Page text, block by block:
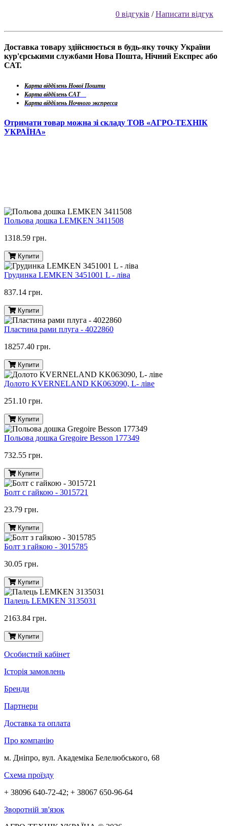
0 відгуків /Написати відгук
Доставка товару здійснюється в будь-яку точку України
кур'єрськими службами Нова Пошта, Нічний Експрес або
САТ.
Карта відділень Нової Пошти
Карта відділень САТ
Карта відділень Ночного экспресса
Отримати товар можна зі складу ТОВ «АГРО-ТЕХНІК
УКРАЇНА»
Польова дошка LEMKEN 3411508
1318.59 грн.
Купити
Грудинка LEMKEN 3451001 L - ліва
837.14 грн.
Купити
Пластина рами плуга - 4022860
18257.40 грн.
Купити
Долото KVERNELAND KK063090, L- ліве
251.10 грн.
Купити
Польова дошка Gregoire Besson 177349
732.55 грн.
Купити
Болт с гайкою - 3015721
23.79 грн.
Купити
Болт з гайкою - 3015785
30.05 грн.
Купити
Палець LEMKEN 3135031
2163.84 грн.
Купити
Особистий кабінет
Історія замовлень
Бренди
Партнери
Доставка та оплата
Про компанію
м. Дніпро, вул. Академіка Белелюбського, 68
Схема проїзду
+ 38096 640-72-42; + 38067 650-96-64
Зворотній зв'язок